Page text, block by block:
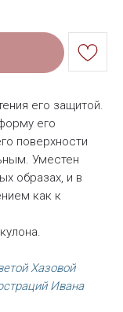
его защитой.
его
поверхности
Уместен
образах, и в
как к
Хазовой
Ивана